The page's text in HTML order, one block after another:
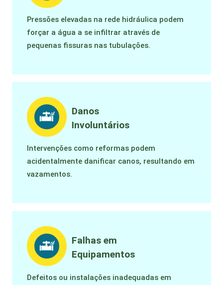
Pressões elevadas na rede hidráulica podem
forçar a água a se infiltrar através de
pequenas fissuras nas tubulações.
Danos
Involuntários
Intervenções como reformas podem
acidentalmente danificar canos, resultando em
vazamentos.
Falhas em
Equipamentos
Defeitos ou instalações inadequadas em